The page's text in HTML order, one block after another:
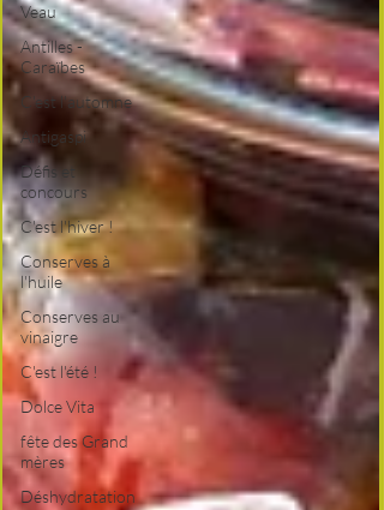
Veau
Antilles -
Caraïbes
C'est l'automne
Antigaspi
Défis et
concours
C'est l'hiver !
Conserves à
l'huile
Conserves au
vinaigre
C'est l'été !
Dolce Vita
fête des Grand
mères
Déshydratation